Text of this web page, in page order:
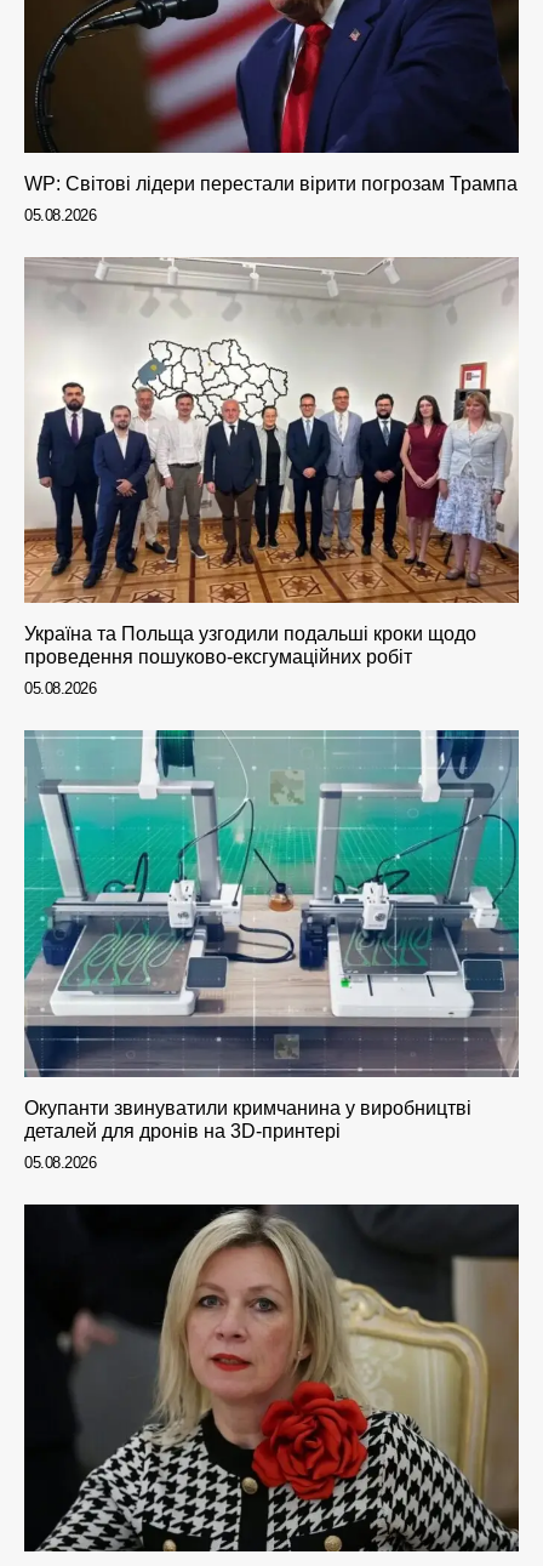
WP: Світові лідери перестали вірити погрозам Трампа
05.08.2026
Україна та Польща узгодили подальші кроки щодо
проведення пошуково-ексгумаційних робіт
05.08.2026
Окупанти звинуватили кримчанина у виробництві
деталей для дронів на 3D-принтері
05.08.2026